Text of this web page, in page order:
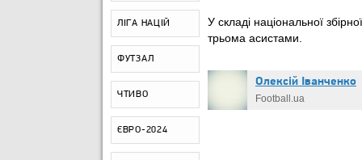
ЛІГА НАЦІЙ
ФУТЗАЛ
ЧТИВО
ЄВРО-2024
У складі національної
трьома асистами.
Олексій Іванченко
Football.ua